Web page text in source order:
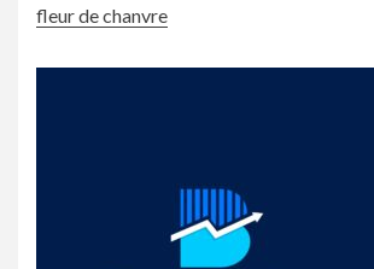
fleur de chanvre